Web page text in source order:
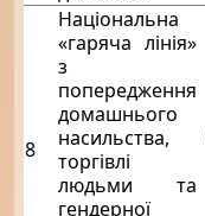
8
Національна
«гаряча лінія»
з
попередження
домашнього
насильства,
торгівлі
людьми та
гендерної